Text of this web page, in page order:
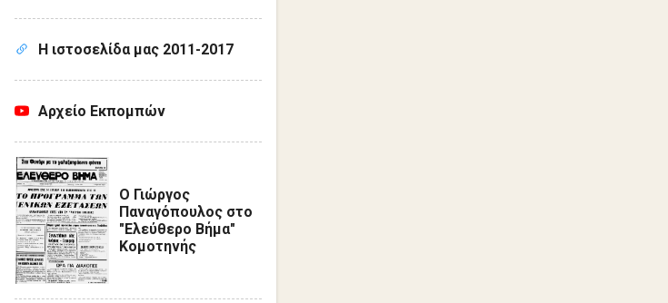
Η ιστοσελίδα μας 2011-2017
Αρχείο Εκπομπών
Ο Γιώργος
Παναγόπουλος στο
"Ελεύθερο Βήμα"
Κομοτηνής